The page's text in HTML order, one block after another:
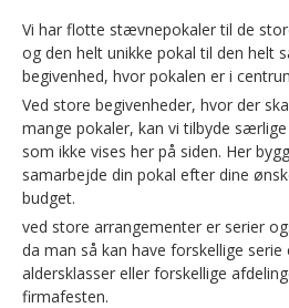
Vi har flotte stævnepokaler til de
og den helt unikke pokal til den helt
begivenhed, hvor pokalen er i
Ved store begivenheder, hvor der
mange pokaler, kan vi tilbyde
som ikke vises her på siden. Her
samarbejde din pokal efter dine
budget.
ved store arrangementer er serier
da man så kan have forskellige serie
aldersklasser eller forskellige
firmafesten.